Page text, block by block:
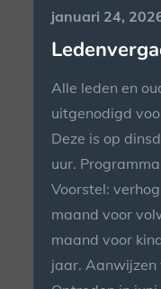
Posted
on
januari 24,
Alle leden en
uitgenodigd
Deze is op
uur.
Voorstel:
maand voor
maand voor
jaar.